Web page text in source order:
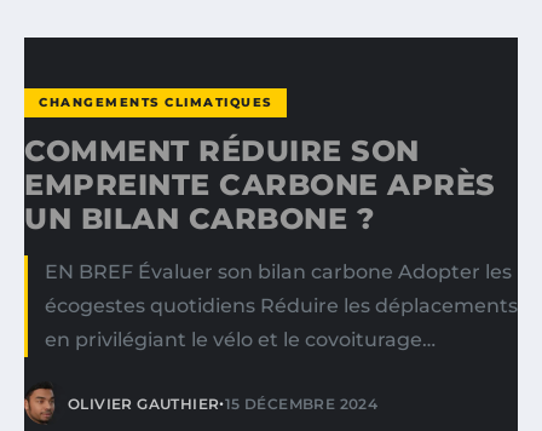
CHANGEMENTS CLIMATIQUES
COMMENT RÉDUIRE SON
EMPREINTE CARBONE APRÈS
UN BILAN CARBONE ?
EN BREF Évaluer son bilan carbone Adopter les
écogestes quotidiens Réduire les déplacements
en privilégiant le vélo et le covoiturage…
OLIVIER GAUTHIER•15 DÉCEMBRE 2024